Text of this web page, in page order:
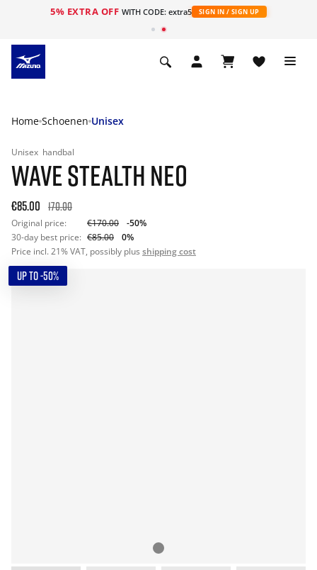
5% EXTRA OFF WITH CODE: extra5 SIGN IN / SIGN UP
Home Schoenen Unisex
Unisex handbal
WAVE STEALTH NEO
€85.00 170.00
Original price: €170.00
-50%
30-day best price: €85.00
0%
Price incl. 21% VAT, possibly plus shipping cost
UP TO -50%